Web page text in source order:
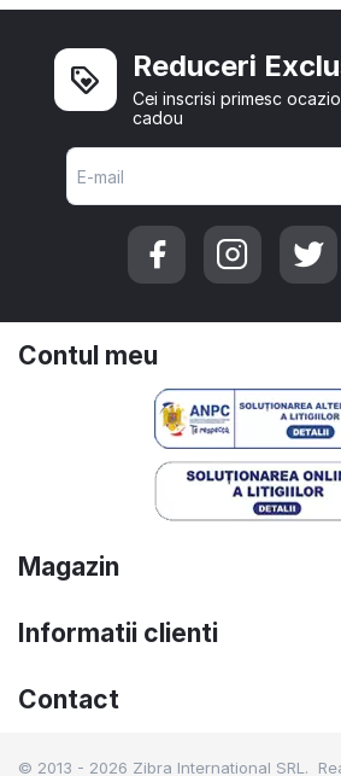
Reduceri
Cei inscrisi primesc
cadou
Contul meu
Magazin
Informatii clienti
Contact
© 2013 - 2026 Zibra International SRL.